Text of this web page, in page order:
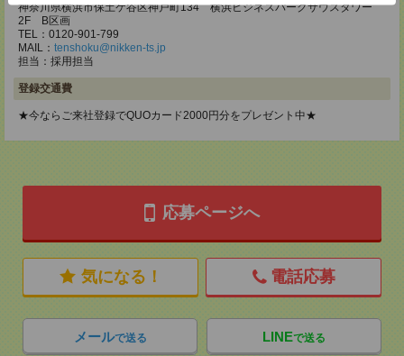
神奈川県横浜市保土ケ谷区神戸町134 横浜ビジネスパークサウスタワー
2F B区画
TEL：0120-901-799
MAIL： tenshoku@nikken-ts.jp
担当：採用担当
登録交通費
★今ならご来社登録でQUOカード2000円分をプレゼント中★
応募ページへ
気になる！ 電話応募
メールで送る LINEで送る